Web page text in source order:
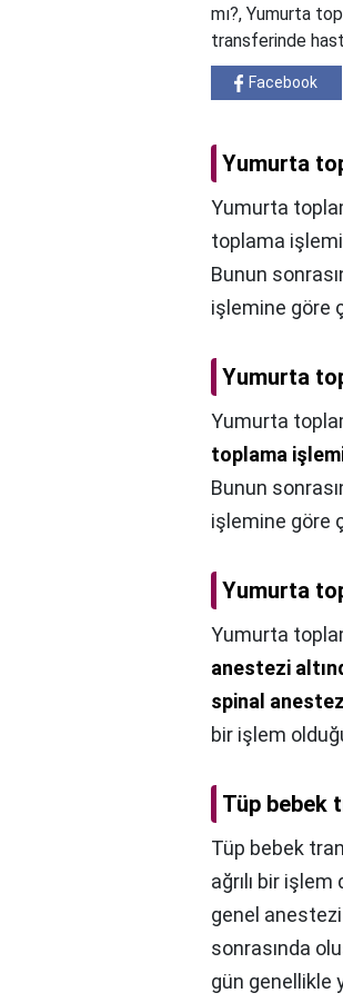
mı?, Yumurta
transferinde
Facebook
Yumurta
Yumurta
toplama
Bunun
işlemine göre
Yumurta
Yumurta
toplama
Bunun
işlemine göre
Yumurta
Yumurta
anestezi
spinal
bir işlem
Tüp bebek
Tüp bebek
ağrılı bir
genel anestezi
sonrasında
gün genellikle